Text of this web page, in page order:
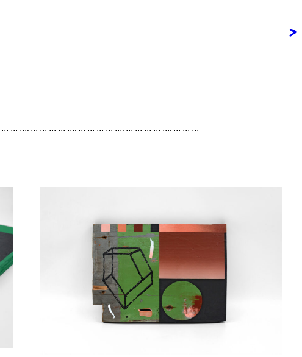
>
… …. … … … … …. … … … … …. … … … … …. … … …